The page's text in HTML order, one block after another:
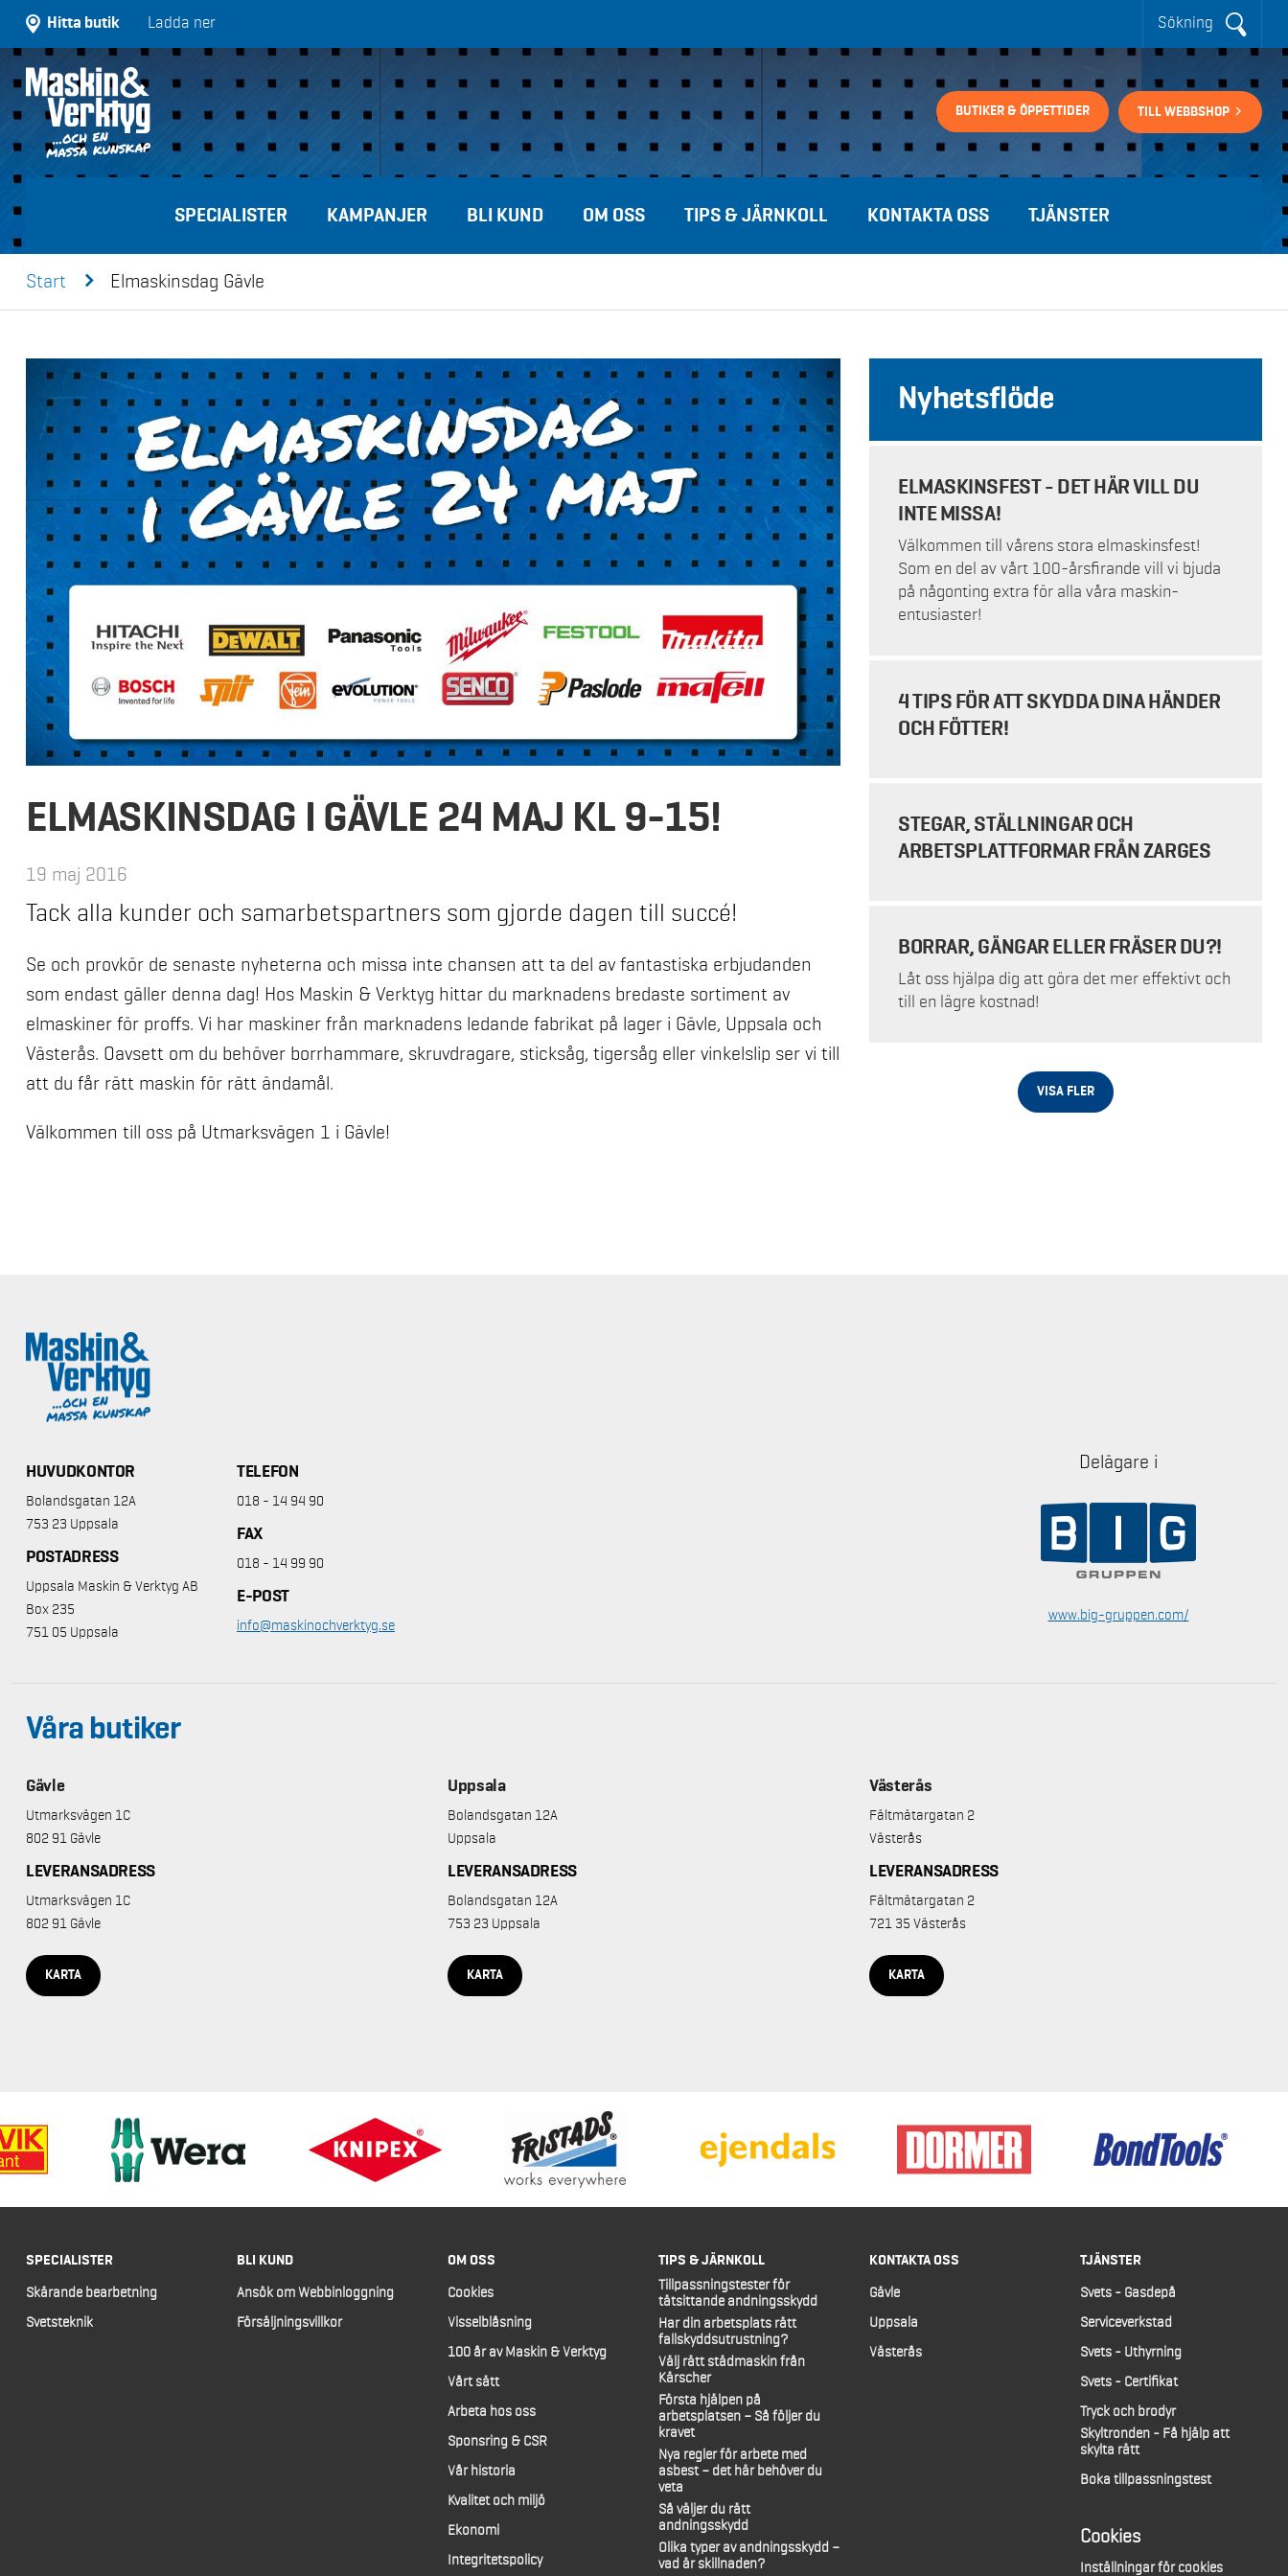
Hitta butik Ladda ner Sökning
TILL WEBBSHOP
BUTIKER & ÖPPETTIDER
SPECIALISTER KAMPANJER BLI KUND OM OSS TIPS & JÄRNKOLL KONTAKTA OSS TJÄNSTER
Start n Elmaskinsdag Gävle
ELMASKINSDAG I GÄVLE 24 MAJ KL 9-15!
19 maj 2016
Tack alla kunder och samarbetspartners som gjorde dagen till succé!
Se och provkör de senaste nyheterna och missa inte chansen att ta del av fantastiska erbjudanden
som endast gäller denna dag! Hos Maskin & Verktyg hittar du marknadens bredaste sortiment av
elmaskiner för proffs. Vi har maskiner från marknadens ledande fabrikat på lager i Gävle, Uppsala och
Västerås. Oavsett om du behöver borrhammare, skruvdragare, sticksåg, tigersåg eller vinkelslip ser vi till
att du får rätt maskin för rätt ändamål.
Välkommen till oss på Utmarksvägen 1 i Gävle!
Nyhetsflöde
ELMASKINSFEST - DET HÄR VILL DU
INTE MISSA!
Välkommen till vårens stora elmaskinsfest!
Som en del av vårt 100-årsfirande vill vi bjuda
på någonting extra för alla våra maskin-
entusiaster!
4 TIPS FÖR ATT SKYDDA DINA HÄNDER
OCH FÖTTER!
STEGAR, STÄLLNINGAR OCH
ARBETSPLATTFORMAR FRÅN ZARGES
BORRAR, GÄNGAR ELLER FRÄSER DU?!
Låt oss hjälpa dig att göra det mer effektivt och
till en lägre kostnad!
VISA FLER
HUVUDKONTOR
Bolandsgatan 12A
753 23 Uppsala
POSTADRESS
Uppsala Maskin & Verktyg AB
Box 235
751 05 Uppsala
TELEFON
018 - 14 94 90
FAX
018 - 14 99 90
E-POST
info@maskinochverktyg.se
Delägare i
www.big-gruppen.com/
Våra butiker
Gävle
Utmarksvägen 1C
802 91 Gävle
LEVERANSADRESS
Utmarksvägen 1C
802 91 Gävle
KARTA
Uppsala
Bolandsgatan 12A
Uppsala
LEVERANSADRESS
Bolandsgatan 12A
753 23 Uppsala
KARTA
Västerås
Fältmätargatan 2
Västerås
LEVERANSADRESS
Fältmätargatan 2
721 35 Västerås
KARTA
SPECIALISTER
Skärande bearbetning
Svetsteknik
BLI KUND
Ansök om Webbinloggning
Försäljningsvillkor
OM OSS
Cookies
Visselblåsning
100 år av Maskin & Verktyg
Vårt sätt
Arbeta hos oss
Sponsring & CSR
Vår historia
Kvalitet och miljö
Ekonomi
Integritetspolicy
TIPS & JÄRNKOLL
Tillpassningstester för
tätsittande andningsskydd
Har din arbetsplats rätt
fallskyddsutrustning?
Välj rätt städmaskin från
Kärscher
Första hjälpen på
arbetsplatsen – Så följer du
kravet
Nya regler för arbete med
asbest – det här behöver du
veta
Så väljer du rätt
andningsskydd
Olika typer av andningsskydd –
vad är skillnaden?
KONTAKTA OSS
Gävle
Uppsala
Västerås
TJÄNSTER
Svets - Gasdepå
Serviceverkstad
Svets - Uthyrning
Svets - Certifikat
Tryck och brodyr
Skyltronden - Få hjälp att
skylta rätt
Boka tillpassningstest
Cookies
Inställningar för cookies